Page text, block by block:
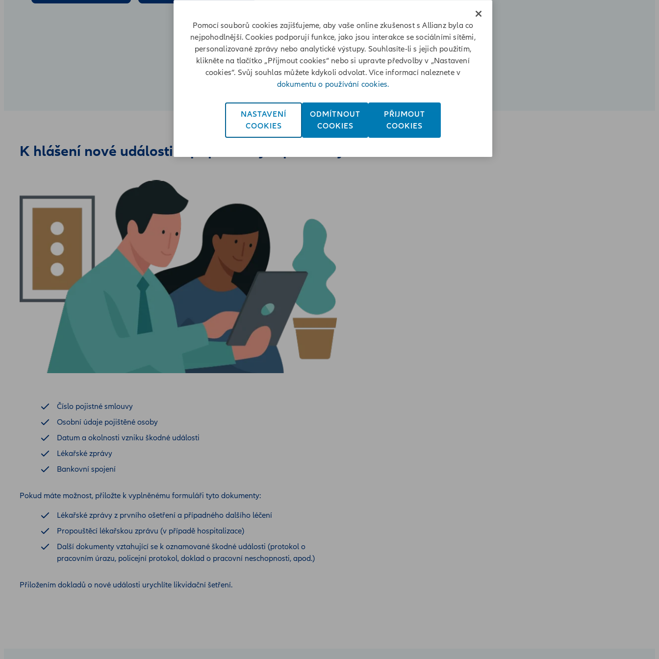
K hlášení nové události si připravte tyto podklady:
Číslo pojistné smlouvy
Osobní údaje pojištěné osoby
Datum a okolnosti vzniku škodné události
Lékařské zprávy
Bankovní spojení
Pokud máte možnost, přiložte k vyplněnému formuláři tyto dokumenty:
Lékařské zprávy z prvního ošetření a případného dalšího léčení
Propouštěcí lékařskou zprávu (v případě hospitalizace)
Další dokumenty vztahující se k oznamované škodné události (protokol o
pracovním úrazu, policejní protokol, doklad o pracovní neschopnosti, apod.)
Přiložením dokladů o nové události urychlíte likvidační šetření.
Pomocí souborů cookies zajišťujeme, aby vaše online zkušenost s Allianz byla co
nejpohodlnější. Cookies podporují funkce, jako jsou interakce se sociálními sítěmi,
personalizované zprávy nebo analytické výstupy. Souhlasíte-li s jejich použitím,
klikněte na tlačítko „Přijmout cookies“ nebo si upravte předvolby v „Nastavení
cookies“. Svůj souhlas můžete kdykoli odvolat. Více informací naleznete v
dokumentu o používání cookies.
NASTAVENÍ
COOKIES
ODMÍTNOUT
COOKIES
PŘIJMOUT
COOKIES